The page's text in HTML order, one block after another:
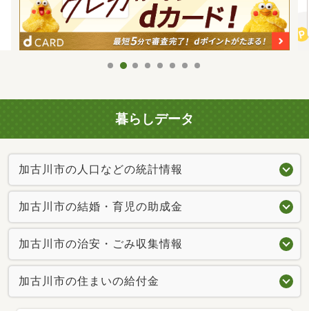
暮らしデータ
加古川市の人口などの統計情報
加古川市の結婚・育児の助成金
加古川市の治安・ごみ収集情報
加古川市の住まいの給付金